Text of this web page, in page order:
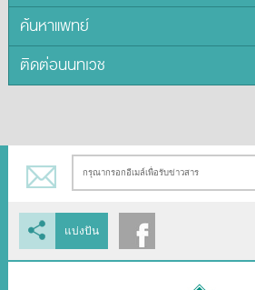
ค้นหาแพทย์
ติดต่อนนทเวช
แบ่งปัน